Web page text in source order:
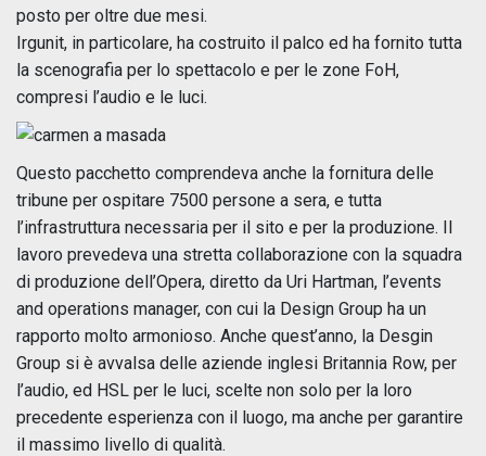
posto per oltre due mesi.
Irgunit, in particolare, ha costruito il palco ed ha fornito tutta
la scenografia per lo spettacolo e per le zone FoH,
compresi l’audio e le luci.
Questo pacchetto comprendeva anche la fornitura delle
tribune per ospitare 7500 persone a sera, e tutta
l’infrastruttura necessaria per il sito e per la produzione. Il
lavoro prevedeva una stretta collaborazione con la squadra
di produzione dell’Opera, diretto da Uri Hartman, l’events
and operations manager, con cui la Design Group ha un
rapporto molto armonioso. Anche quest’anno, la Desgin
Group si è avvalsa delle aziende inglesi Britannia Row, per
l’audio, ed HSL per le luci, scelte non solo per la loro
precedente esperienza con il luogo, ma anche per garantire
il massimo livello di qualità.